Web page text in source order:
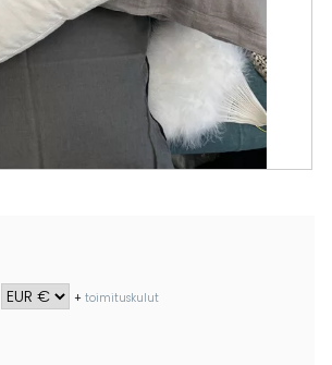
+toimituskulut